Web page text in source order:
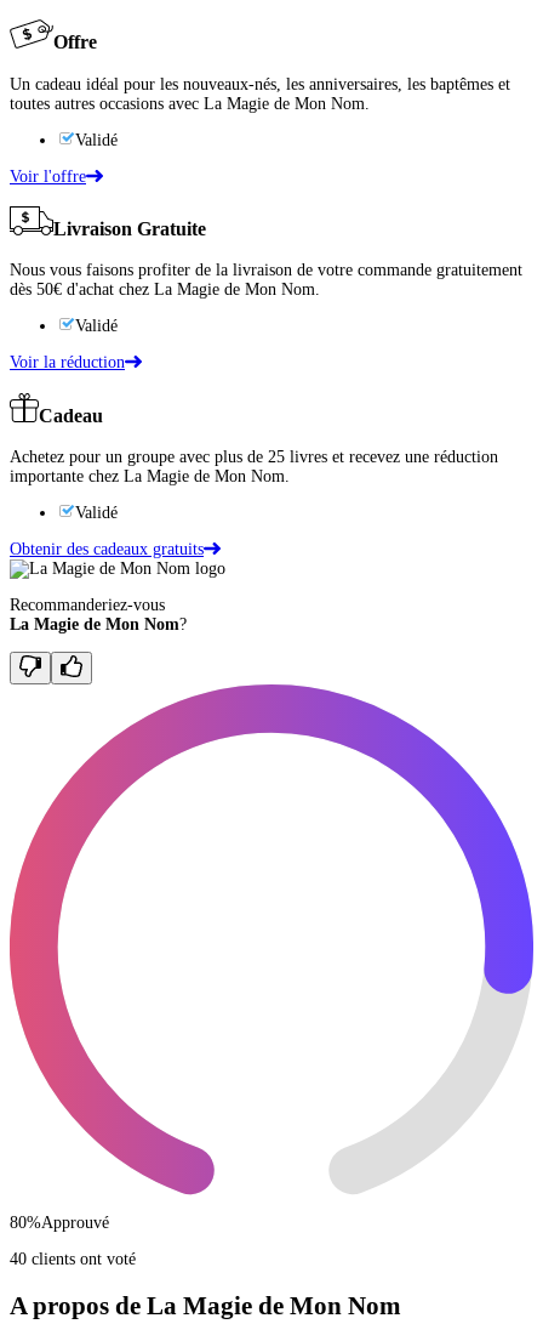
Offre
Un cadeau idéal pour les nouveaux-nés, les anniversaires, les baptêmes et
toutes autres occasions avec La Magie de Mon Nom.
Validé
Voir l'offre
Livraison Gratuite
Nous vous faisons profiter de la livraison de votre commande gratuitement
dès 50€ d'achat chez La Magie de Mon Nom.
Validé
Voir la réduction
Cadeau
Achetez pour un groupe avec plus de 25 livres et recevez une réduction
importante chez La Magie de Mon Nom.
Validé
Obtenir des cadeaux gratuits
Recommanderiez-vous
La Magie de Mon Nom?
80%Approuvé
40 clients ont voté
A propos de La Magie de Mon Nom